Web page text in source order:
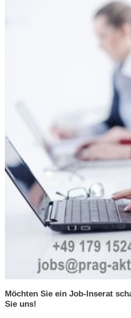
Möchten Sie ein Job-Inserat
Sie uns!